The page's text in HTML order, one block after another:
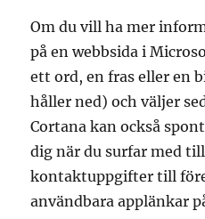
Om du vill ha mer
på en webbsida i
ett ord, en fras eller en
håller ned) och väljer
Cortana kan också
dig när du surfar med
kontaktuppgifter till
användbara applänkar